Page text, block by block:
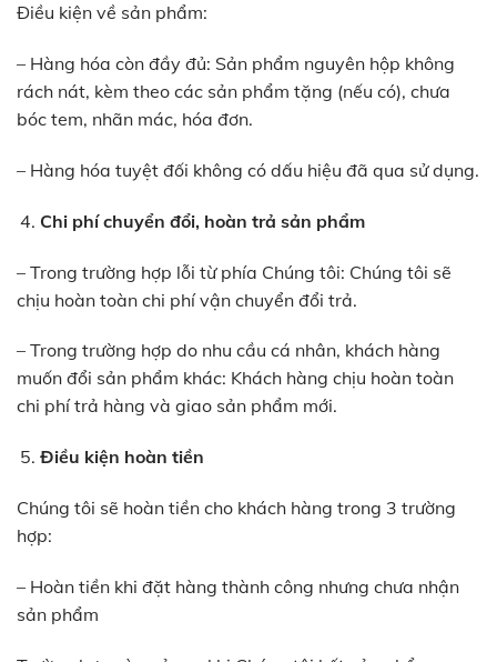
Điều kiện về sản phẩm:
– Hàng hóa còn đầy đủ: Sản phẩm nguyên hộp không
rách nát, kèm theo các sản phẩm tặng (nếu có), chưa
bóc tem, nhãn mác, hóa đơn.
– Hàng hóa tuyệt đối không có dấu hiệu đã qua sử dụng.
Chi phí chuyển đổi, hoàn trả sản phẩm
– Trong trường hợp lỗi từ phía Chúng tôi: Chúng tôi sẽ
chịu hoàn toàn chi phí vận chuyển đổi trả.
– Trong trường hợp do nhu cầu cá nhân, khách hàng
muốn đổi sản phẩm khác: Khách hàng chịu hoàn toàn
chi phí trả hàng và giao sản phẩm mới.
Điều kiện hoàn tiền
Chúng tôi sẽ hoàn tiền cho khách hàng trong 3 trường
hợp:
– Hoàn tiền khi đặt hàng thành công nhưng chưa nhận
sản phẩm